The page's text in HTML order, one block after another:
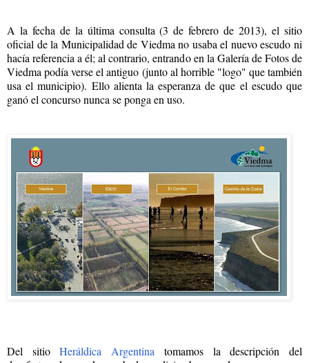
A la fecha de la última consulta (3 de febrero de 2013), el sitio
oficial de la Municipalidad de Viedma no usaba el nuevo escudo ni
hacía referencia a él; al contrario, entrando en la Galería de Fotos de
Viedma podía verse el antiguo (junto al horrible "logo" que también
usa el municipio). Ello alienta la esperanza de que el escudo que
ganó el concurso nunca se ponga en uso.
Del sitioHeráldica Argentina tomamos la descripción del